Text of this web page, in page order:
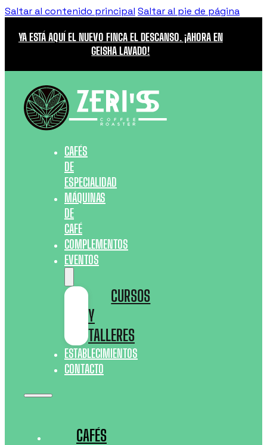
Saltar al contenido principal Saltar al pie de página
YA ESTÁ AQUÍ EL NUEVO FINCA EL DESCANSO. ¡AHORA EN
GEISHA LAVADO!
CAFÉS
DE
ESPECIALIDAD
MÁQUINAS
DE
CAFÉ
COMPLEMENTOS
EVENTOS
CURSOS
Y
TALLERES
ESTABLECIMIENTOS
CONTACTO
CAFÉS